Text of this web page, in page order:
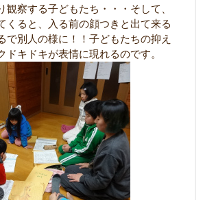
観察する子どもたち・・・そして、
くると、入る前の顔つきと出て来る
で別人の様に！！子どもたちの抑え
ドキドキが表情に現れるのです。